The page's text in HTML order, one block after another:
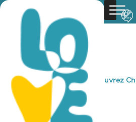
You are here: Home »Découvrez
EVIVA
EVIVA